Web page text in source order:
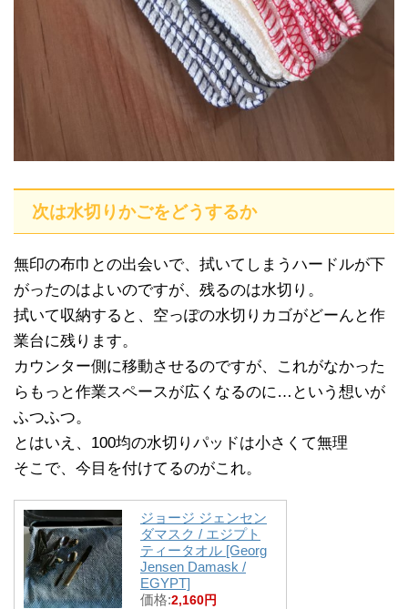
次は水切りかごをどうするか
無印の布巾との出会いで、拭いてしまうハードルが下
がったのはよいのですが、残るのは水切り。
拭いて収納すると、空っぽの水切りカゴがどーんと作
業台に残ります。
カウンター側に移動させるのですが、これがなかった
らもっと作業スペースが広くなるのに…という想いが
ふつふつ。
とはいえ、100均の水切りパッドは小さくて無理
そこで、今目を付けてるのがこれ。
ジョージ ジェンセン
ダマスク / エジプト
ティータオル [Georg
Jensen Damask /
EGYPT]
価格:2,160円